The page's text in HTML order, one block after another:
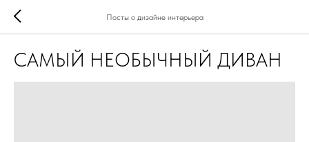
Посты о дизайне интерьера
САМЫЙ НЕОБЫЧНЫЙ ДИВАН